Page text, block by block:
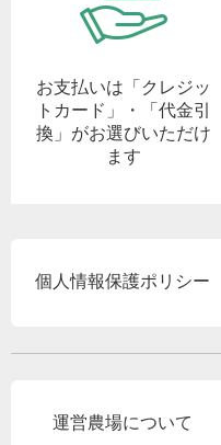
お支払いは「クレジッ
トカード」・「代金引
換」がお選びいただけ
ます
個人情報保護ポリシー
運営農場について